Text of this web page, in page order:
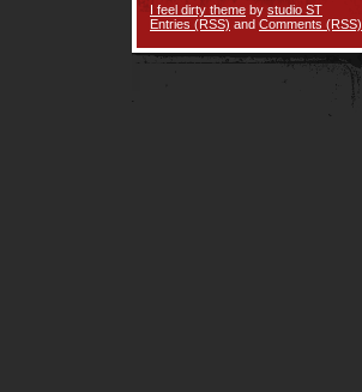
I feel dirty theme by studio ST
Entries (RSS) and Comments (RSS)